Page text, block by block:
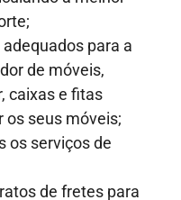
para a
de móveis,
caixas e fitas
os seus móveis;
os serviços de
de fretes para